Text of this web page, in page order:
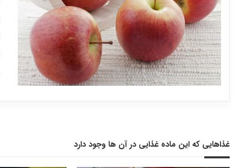
غذاهایی که این ماده غذایی در آن ها وجود دارد